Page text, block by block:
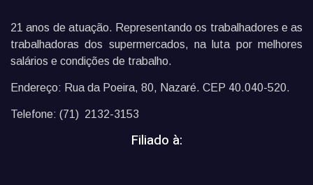
21 anos de atuação. Representando os trabalhadores e as
trabalhadoras dos supermercados, na luta por melhores
salários e condições de trabalho.
Endereço: Rua da Poeira, 80, Nazaré. CEP 40.040-520.
Telefone: (71) 2132-3153
Filiado à: